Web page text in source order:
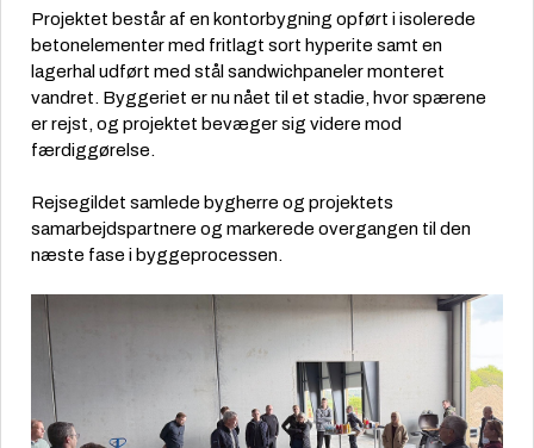
Projektet består af en kontorbygning opført i isolerede
betonelementer med fritlagt sort hyperite samt en
lagerhal udført med stål sandwichpaneler monteret
vandret. Byggeriet er nu nået til et stadie, hvor spærene
er rejst, og projektet bevæger sig videre mod
færdiggørelse.
Rejsegildet samlede bygherre og projektets
samarbejdspartnere og markerede overgangen til den
næste fase i byggeprocessen.